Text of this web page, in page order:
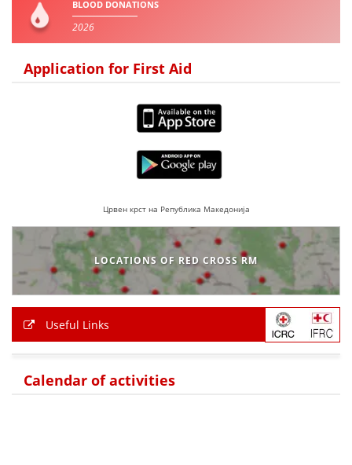
BLOOD DONATIONS
2026
Application for First Aid
Црвен крст на Република Македонија
LOCATIONS OF RED CROSS RM
Useful Links
Calendar of activities